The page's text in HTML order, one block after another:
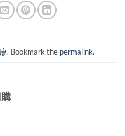
. Bookmark the permalink.